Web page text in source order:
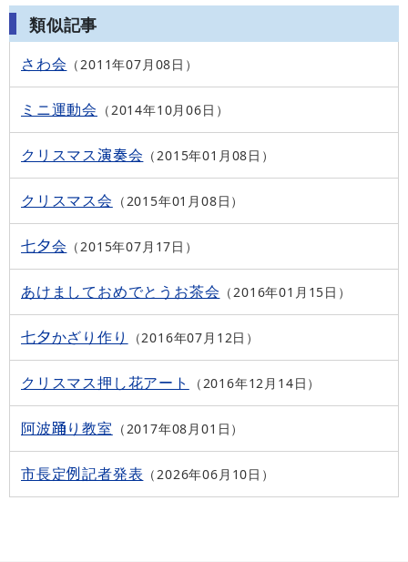
類似記事
さわ会 2011年07月08日
ミニ運動会 2014年10月06日
クリスマス演奏会 2015年01月08日
クリスマス会 2015年01月08日
七夕会 2015年07月17日
あけましておめでとうお茶会 2016年01月15日
七夕かざり作り 2016年07月12日
クリスマス押し花アート 2016年12月14日
阿波踊り教室 2017年08月01日
市長定例記者発表 2026年06月10日